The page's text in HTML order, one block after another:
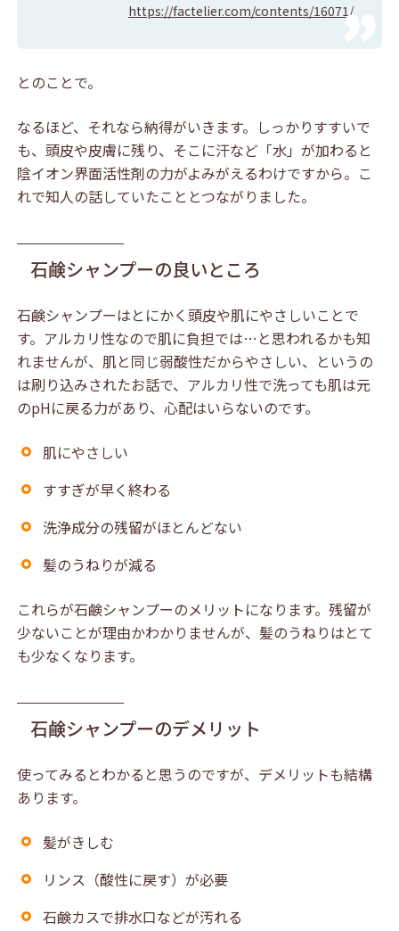
https://factelier.com/contents/16071/
とのことで。
なるほど、それなら納得がいきます。しっかりすすいで
も、頭皮や皮膚に残り、そこに汗など「水」が加わると
陰イオン界面活性剤の力がよみがえるわけですから。こ
れで知人の話していたこととつながりました。
石鹸シャンプーの良いところ
石鹸シャンプーはとにかく頭皮や肌にやさしいことで
す。アルカリ性なので肌に負担では…と思われるかも知
れませんが、肌と同じ弱酸性だからやさしい、というの
は刷り込みされたお話で、アルカリ性で洗っても肌は元
のpHに戻る力があり、心配はいらないのです。
肌にやさしい
すすぎが早く終わる
洗浄成分の残留がほとんどない
髪のうねりが減る
これらが石鹸シャンプーのメリットになります。残留が
少ないことが理由かわかりませんが、髪のうねりはとて
も少なくなります。
石鹸シャンプーのデメリット
使ってみるとわかると思うのですが、デメリットも結構
あります。
髪がきしむ
リンス（酸性に戻す）が必要
石鹸カスで排水口などが汚れる